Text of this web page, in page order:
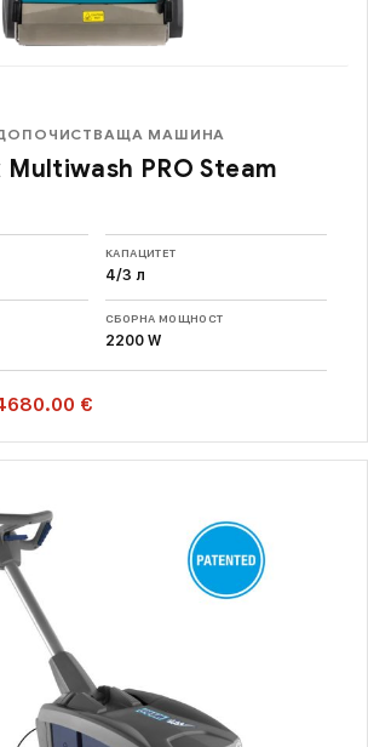
МАШИНА
PRO Steam
КАПАЦИТЕТ
4/3 л
СБОРНА МОЩНОСТ
2200 W
€